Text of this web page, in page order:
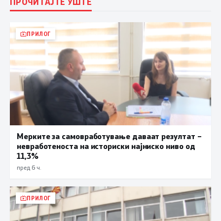
ПРИЛОГ
Мерките за самовработување даваат резултат –
невработеноста на историски најниско ниво од
11,3%
пред 6 ч.
ПРИЛОГ